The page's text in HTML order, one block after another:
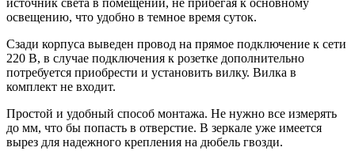
источник света в помещении, не прибегая к основному
освещению, что удобно в темное время суток.
Сзади корпуса выведен провод на прямое подключение к сети
220 В, в случае подключения к розетке дополнительно
потребуется приобрести и установить вилку. Вилка в
комплект не входит.
Простой и удобный способ монтажа. Не нужно все измерять
до мм, что бы попасть в отверстие. В зеркале уже имеется
вырез для надежного крепления на дюбель гвозди.